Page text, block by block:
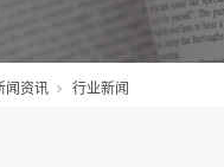
闻资讯 行业新闻